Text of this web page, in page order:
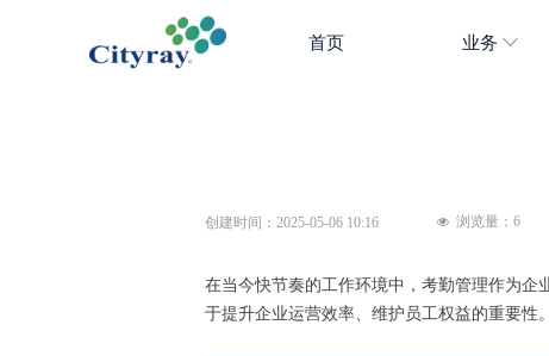
首页 业务
在当今快节奏的工作环境中，考勤管理作为企
于提升企业运营效率、维护员工权益的重要
创建时间： 2025-05-06 10:16 넶 浏览量： 6